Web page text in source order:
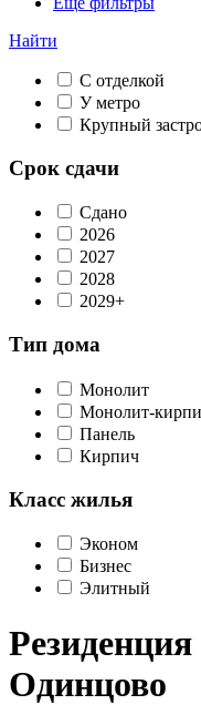
Найти
С отделкой
У метро
Крупный
Срок сдачи
Сдано
2026
2027
2028
2029+
Тип дома
Монолит
Монолит-
Панель
Кирпич
Класс жилья
Эконом
Бизнес
Элитный
Одинцово